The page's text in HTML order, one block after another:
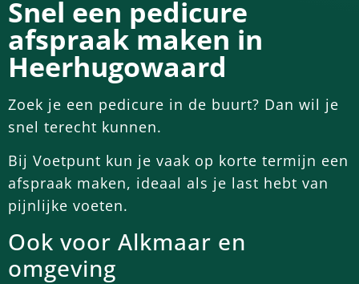
Snel een pedicure
afspraak maken in
Heerhugowaard
Zoek je een pedicure in de buurt? Dan wil je
snel terecht kunnen.
Bij Voetpunt kun je vaak op korte termijn een
afspraak maken, ideaal als je last hebt van
pijnlijke voeten.
Ook voor Alkmaar en
omgeving